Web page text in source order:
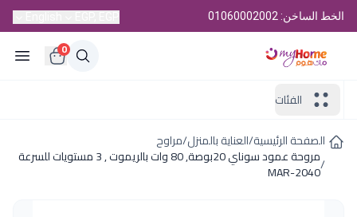
الخط الساخن: 01060002002
0
الفئات
الصفحة الرئيسية/العناية بالمنزل/مراوح
/
مروحة عمود سوناي 20بوصة, 80 وات بالريموت , 3 مستويات للسرعة
MAR-2040